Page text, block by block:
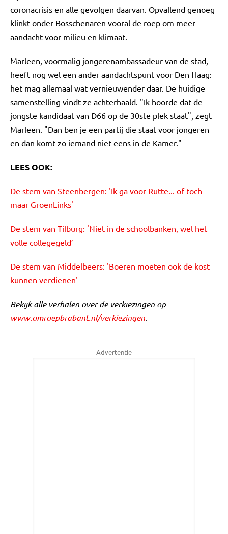
coronacrisis en alle gevolgen daarvan. Opvallend genoeg
klinkt onder Bosschenaren vooral de roep om meer
aandacht voor milieu en klimaat.
Marleen, voormalig jongerenambassadeur van de stad,
heeft nog wel een ander aandachtspunt voor Den Haag:
het mag allemaal wat vernieuwender daar. De huidige
samenstelling vindt ze achterhaald. "Ik hoorde dat de
jongste kandidaat van D66 op de 30ste plek staat", zegt
Marleen. "Dan ben je een partij die staat voor jongeren
en dan komt zo iemand niet eens in de Kamer."
LEES OOK:
De stem van Steenbergen: 'Ik ga voor Rutte... of toch
maar GroenLinks'
De stem van Tilburg: 'Niet in de schoolbanken, wel het
volle collegegeld’
De stem van Middelbeers: 'Boeren moeten ook de kost
kunnen verdienen'
Bekijk alle verhalen over de verkiezingen op
www.omroepbrabant.nl/verkiezingen.
Advertentie